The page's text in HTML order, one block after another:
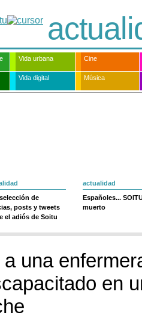
Vida urbana Cine
Vida digital Música
de
posts y tweets
el adiós de Soitu
actualidad
Españoles...
muerto
una
en